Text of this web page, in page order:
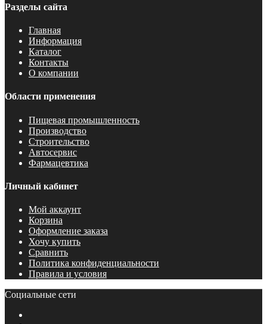
Разделы сайта
Главная
Информация
Каталог
Контакты
О компании
Области применения
Пищевая промышленность
Производство
Строительство
Автосервис
Фармацевтика
Личный кабинет
Мой аккаунт
Корзина
Оформление заказа
Хочу купить
Сравнить
Политика конфиденциальности
Правила и условия
Социальные сети